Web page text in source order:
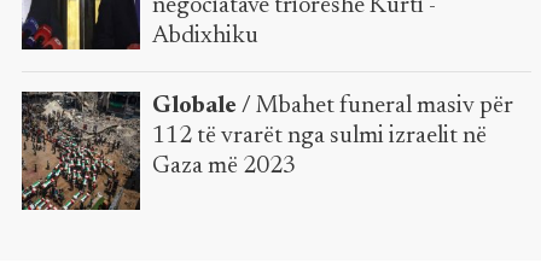
negociatave triorëshe Kurti -
Abdixhiku
Globale / Mbahet funeral masiv për
112 të vrarët nga sulmi izraelit në
Gaza më 2023